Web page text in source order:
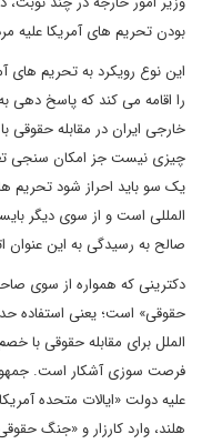
بودن تحریم های آمریکا علیه
این نوع رویکرد به تحریم های
را اقامه می کند که پاسخ دهی
خارجی ایران در مقابله
چیزی نیست جز امکان سنجی
یک سو باید احراز شود تحریم
المللی است و از سوی دیگر
صالح به رسیدگی به این عنوان
دکترینی که همواره از سوی
حقوقی» است؛ یعنی استفاده
الملل برای مقابله حقوقی با
فرصت سوزی آشکار است.
علیه دولت «ایالات متحده
هلند، وارد کارزار و «جنگ